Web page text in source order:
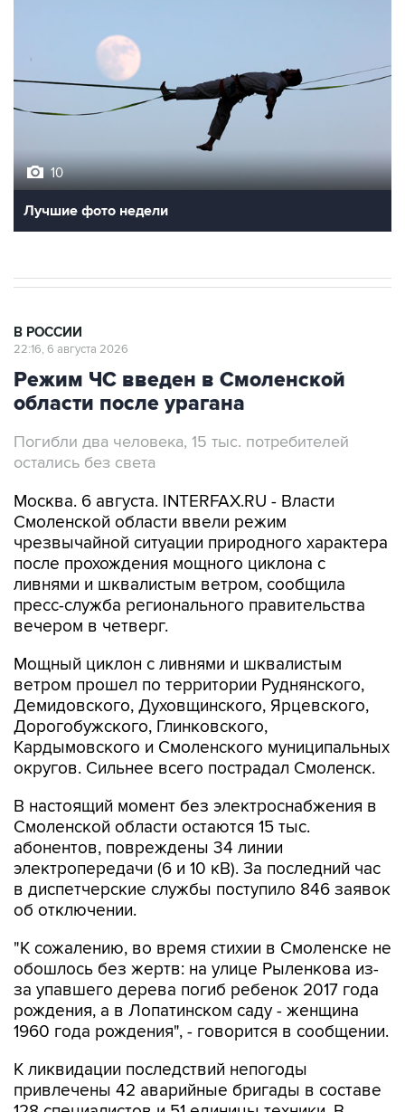
10
Лучшие фото недели
В РОССИИ
22:16, 6 августа 2026
Режим ЧС введен в Смоленской
области после урагана
Погибли два человека, 15 тыс. потребителей
остались без света
Москва. 6 августа. INTERFAX.RU - Власти
Смоленской области ввели режим
чрезвычайной ситуации природного характера
после прохождения мощного циклона с
ливнями и шквалистым ветром, сообщила
пресс-служба регионального правительства
вечером в четверг.
Мощный циклон с ливнями и шквалистым
ветром прошел по территории Руднянского,
Демидовского, Духовщинского, Ярцевского,
Дорогобужского, Глинковского,
Кардымовского и Смоленского муниципальных
округов. Сильнее всего пострадал Смоленск.
В настоящий момент без электроснабжения в
Смоленской области остаются 15 тыс.
абонентов, повреждены 34 линии
электропередачи (6 и 10 кВ). За последний час
в диспетчерские службы поступило 846 заявок
об отключении.
"К сожалению, во время стихии в Смоленске не
обошлось без жертв: на улице Рыленкова из-
за упавшего дерева погиб ребенок 2017 года
рождения, а в Лопатинском саду - женщина
1960 года рождения", - говорится в сообщении.
К ликвидации последствий непогоды
привлечены 42 аварийные бригады в составе